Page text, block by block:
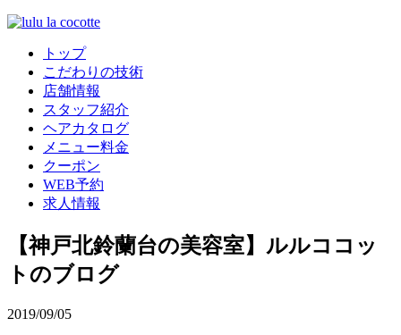
トップ
こだわりの技術
店舗情報
スタッフ紹介
ヘアカタログ
メニュー料金
クーポン
WEB予約
求人情報
【神戸北鈴蘭台の美容室】ルルココッ
トのブログ
2019/09/05